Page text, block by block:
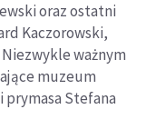
oraz ostatni
Kaczorowski,
ważnym
muzeum
prymasa Stefana